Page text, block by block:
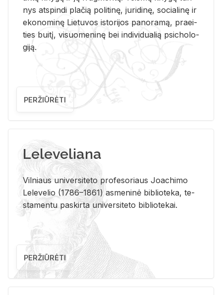
nys at­spin­di pla­čią po­li­ti­nę, ju­ri­di­nę, so­cia­li­nę ir
eko­no­mi­nę Lie­tu­vos is­to­ri­jos pa­no­ra­mą, pra­ei­
ties bui­tį, vi­suo­me­ni­nę bei in­di­vi­dua­lią psi­cho­lo­
gi­ją.
PERŽIŪRĖTI
Leleveliana
Vil­niaus uni­ver­si­te­to pro­fe­so­riaus Jo­a­chi­mo
Le­le­ve­lio (1786–1861) as­me­ni­nė bi­b­lio­te­ka, te­
sta­men­tu pa­skir­ta uni­ver­si­te­to bi­b­lio­te­kai.
PERŽIŪRĖTI